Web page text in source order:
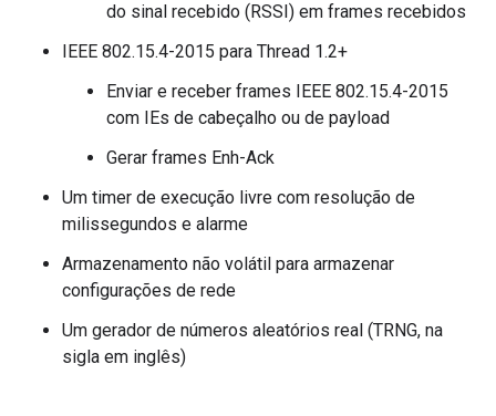
do sinal recebido (RSSI) em frames recebidos
IEEE 802.15.4-2015 para Thread 1.2+
Enviar e receber frames IEEE 802.15.4-2015
com IEs de cabeçalho ou de payload
Gerar frames Enh-Ack
Um timer de execução livre com resolução de
milissegundos e alarme
Armazenamento não volátil para armazenar
configurações de rede
Um gerador de números aleatórios real (TRNG, na
sigla em inglês)